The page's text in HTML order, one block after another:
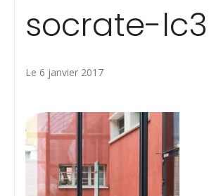
socrate-lc3
Le 6 janvier 2017